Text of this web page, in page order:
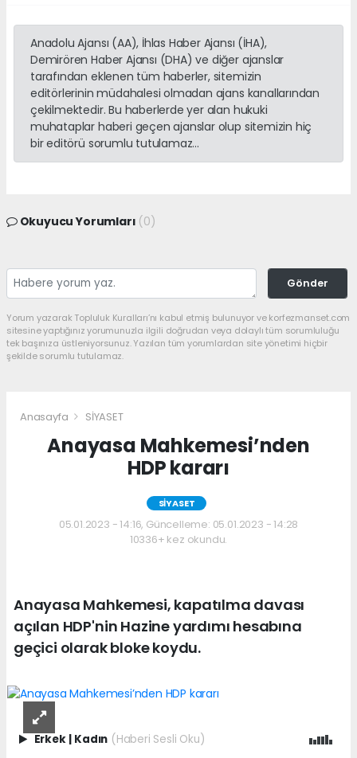
Anadolu Ajansı (AA), İhlas Haber Ajansı (İHA),
Demirören Haber Ajansı (DHA) ve diğer ajanslar
tarafından eklenen tüm haberler, sitemizin
editörlerinin müdahalesi olmadan ajans kanallarından
çekilmektedir. Bu haberlerde yer alan hukuki
muhataplar haberi geçen ajanslar olup sitemizin hiç
bir editörü sorumlu tutulamaz...
Okuyucu Yorumları (0)
Gönder
Yorum yazarak Topluluk Kuralları’nı kabul etmiş bulunuyor ve korfezmanset.com
sitesine yaptığınız yorumunuzla ilgili doğrudan veya dolaylı tüm sorumluluğu
tek başınıza üstleniyorsunuz. Yazılan tüm yorumlardan site yönetimi hiçbir
şekilde sorumlu tutulamaz.
Anasayfa SİYASET
Anayasa Mahkemesi’nden
HDP kararı
SİYASET
05.01.2023 - 14:16, Güncelleme: 05.01.2023 - 14:28
10336+ kez okundu.
Anayasa Mahkemesi, kapatılma davası
açılan HDP'nin Hazine yardımı hesabına
geçici olarak bloke koydu.
Erkek Kadın (Haberi Sesli Oku)